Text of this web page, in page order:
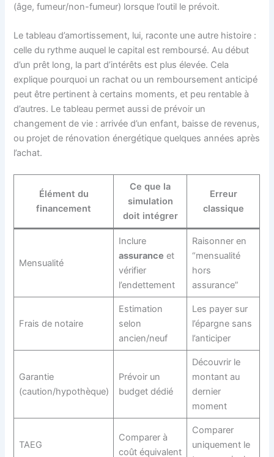
(âge, fumeur/non-fumeur) lorsque l’outil le prévoit.
Le tableau d’amortissement, lui, raconte une autre histoire :
celle du rythme auquel le capital est remboursé. Au début
d’un prêt long, la part d’intérêts est plus élevée. Cela
explique pourquoi un rachat ou un remboursement anticipé
peut être pertinent à certains moments, et peu rentable à
d’autres. Le tableau permet aussi de prévoir un
changement de vie : arrivée d’un enfant, baisse de revenus,
ou projet de rénovation énergétique quelques années après
l’achat.
Élément du
financement
Ce que la
simulation
doit intégrer
Erreur
classique
Mensualité
Inclure
assurance et
vérifier
l’endettement
Raisonner en
“mensualité
hors
assurance”
Frais de notaire
Estimation
selon
ancien/neuf
Les payer sur
l’épargne sans
l’anticiper
Garantie
(caution/hypothèque)
Prévoir un
budget dédié
Découvrir le
montant au
dernier
moment
TAEG
Comparer à
coût équivalent
Comparer
uniquement le